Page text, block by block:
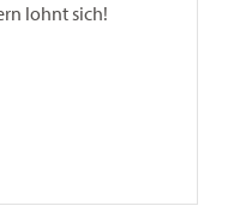
lohnt sich!